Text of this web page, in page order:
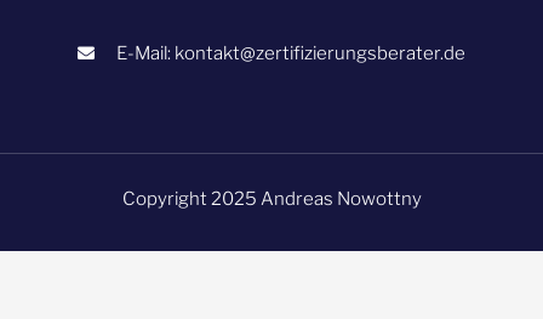
E-Mail: kontakt@zertifizierungsberater.de
Copyright 2025 Andreas Nowottny